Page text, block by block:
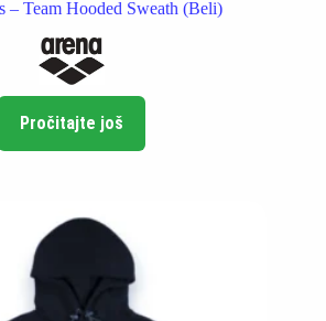
– Team Hooded Sweath (Beli)
Pročitajte još